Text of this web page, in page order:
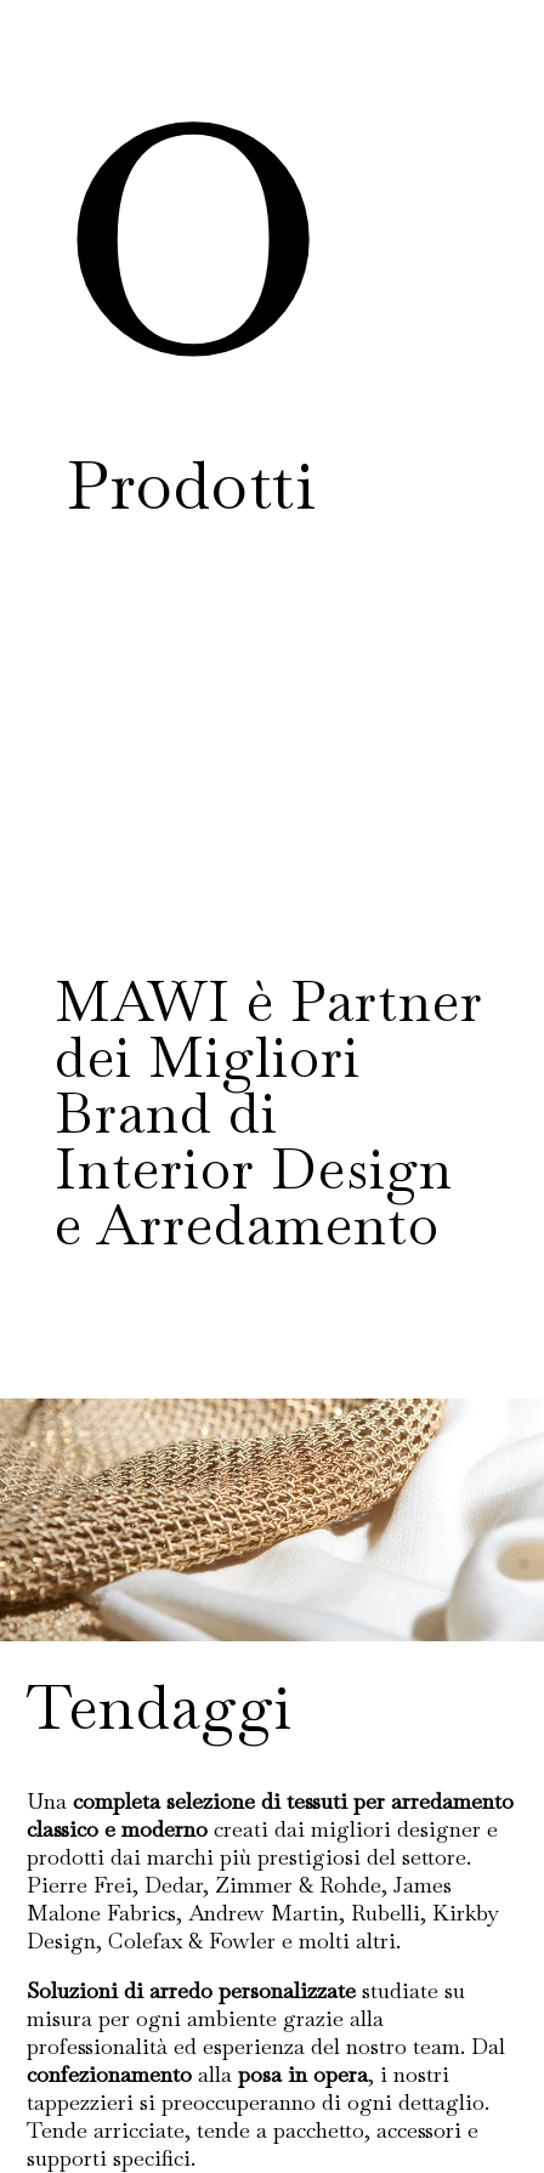
o
Prodotti
MAWI è Partner
dei Migliori
Brand di
Interior Design
e Arredamento
Tendaggi
Una completa selezione di tessuti per arredamento
classico e moderno creati dai migliori designer e
prodotti dai marchi più prestigiosi del settore.
Pierre Frei, Dedar, Zimmer & Rohde, James
Malone Fabrics, Andrew Martin, Rubelli, Kirkby
Design, Colefax & Fowler e molti altri.
Soluzioni di arredo personalizzate studiate su
misura per ogni ambiente grazie alla
professionalità ed esperienza del nostro team. Dal
confezionamento alla posa in opera, i nostri
tappezzieri si preoccuperanno di ogni dettaglio.
Tende arricciate, tende a pacchetto, accessori e
supporti specifici.